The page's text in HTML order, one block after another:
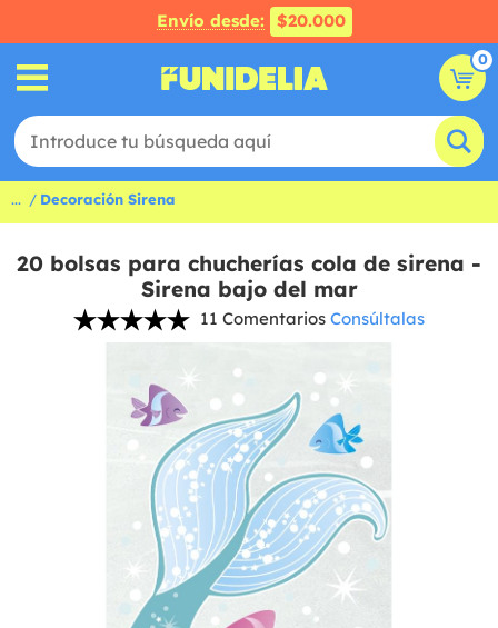
Envío desde: $20.000
0
... Decoración Sirena
20 bolsas para chucherías cola de sirena -
Sirena bajo del mar
11 Comentarios Consúltalas